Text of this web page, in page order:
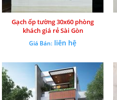
Gạch ốp tường 30x60 phòng
khách giá rẻ Sài Gòn
Giá Bán: liên hệ